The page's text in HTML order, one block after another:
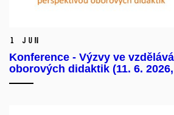
1 Jun
Konference - Výzvy ve
oborových didaktik (11. 6.